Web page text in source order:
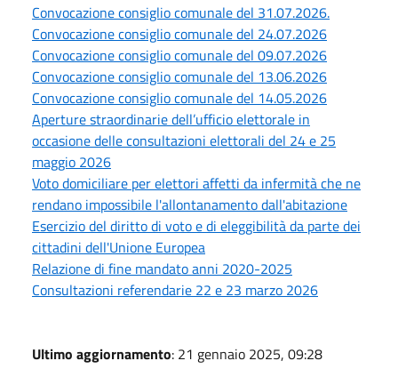
Convocazione consiglio comunale del 31.07.2026.
Convocazione consiglio comunale del 24.07.2026
Convocazione consiglio comunale del 09.07.2026
Convocazione consiglio comunale del 13.06.2026
Convocazione consiglio comunale del 14.05.2026
Aperture straordinarie dell’ufficio elettorale in
occasione delle consultazioni elettorali del 24 e 25
maggio 2026
Voto domiciliare per elettori affetti da infermità che ne
rendano impossibile l'allontanamento dall'abitazione
Esercizio del diritto di voto e di eleggibilità da parte dei
cittadini dell'Unione Europea
Relazione di fine mandato anni 2020-2025
Consultazioni referendarie 22 e 23 marzo 2026
Ultimo aggiornamento: 21 gennaio 2025, 09:28